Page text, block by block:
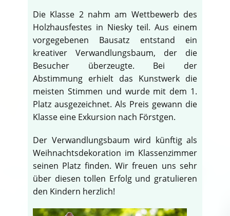
Die Klasse 2 nahm am Wettbewerb des
Holzhausfestes in Niesky teil. Aus einem
vorgegebenen Bausatz entstand ein
kreativer Verwandlungsbaum, der die
Besucher überzeugte. Bei der
Abstimmung erhielt das Kunstwerk die
meisten Stimmen und wurde mit dem 1.
Platz ausgezeichnet. Als Preis gewann die
Klasse eine Exkursion nach Förstgen.
Der Verwandlungsbaum wird künftig als
Weihnachtsdekoration im Klassenzimmer
seinen Platz finden. Wir freuen uns sehr
über diesen tollen Erfolg und gratulieren
den Kindern herzlich!